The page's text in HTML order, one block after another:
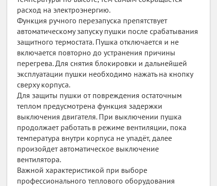
расход на электроэнергию.
Функция ручного перезапуска препятствует
автоматическому запуску пушки после срабатывания
защитного термостата. Пушка отключается и не
включается повторно до устранения причины
перегрева. Для снятия блокировки и дальнейшей
эксплуатации пушки необходимо нажать на кнопку
сверху корпуса.
Для защиты пушки от повреждения остаточным
теплом предусмотрена функция задержки
выключения двигателя. При выключении пушка
продолжает работать в режиме вентиляции, пока
температура внутри корпуса не упадёт, далее
произойдет автоматическое выключение
вентилятора.
Важной характеристикой при выборе
профессионального теплового оборудования